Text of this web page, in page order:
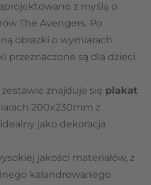
z myślą o
The Avengers. Po
obrazki o wymiarach
przeznaczone są dla dzieci
znajduje się plakat
200x230mm z
jako dekoracja
jakości materiałów, z
kalandrowanego